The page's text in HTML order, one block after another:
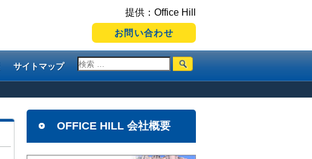
提供：Office Hill
お問い合わせ
サイトマップ
OFFICE HILL 会社概要